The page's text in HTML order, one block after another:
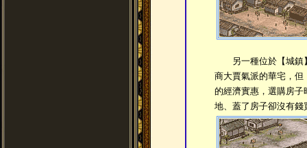
另一種位於【城鎮
商大賈氣派的華宅，
的經濟實惠，選購房
地、蓋了房子卻沒有錢